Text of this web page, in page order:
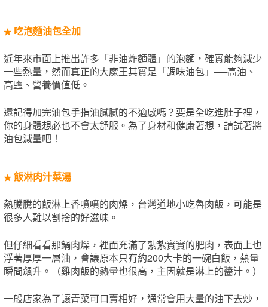
★ 吃泡麵油包全加
近年來市面上推出許多「非油炸麵體」的泡麵，確實能夠減少
一些熱量，然而真正的大魔王其實是「調味油包」──高油、
高鹽、營養價值低。
還記得加完油包手指油膩膩的不適感嗎？要是全吃進肚子裡，
你的身體想必也不會太舒服。為了身材和健康著想，請試著將
油包減量吧！
★ 飯淋肉汁菜湯
熱騰騰的飯淋上香噴噴的肉燥，台灣道地小吃魯肉飯，可能是
很多人難以割捨的好滋味。
但仔細看看那鍋肉燥，裡面充滿了紮紮實實的肥肉，表面上也
浮著厚厚一層油，會讓原本只有約200大卡的一碗白飯，熱量
瞬間飆升。（雞肉飯的熱量也很高，主因就是淋上的醬汁。）
一般店家為了讓青菜可口賣相好，通常會用大量的油下去炒，